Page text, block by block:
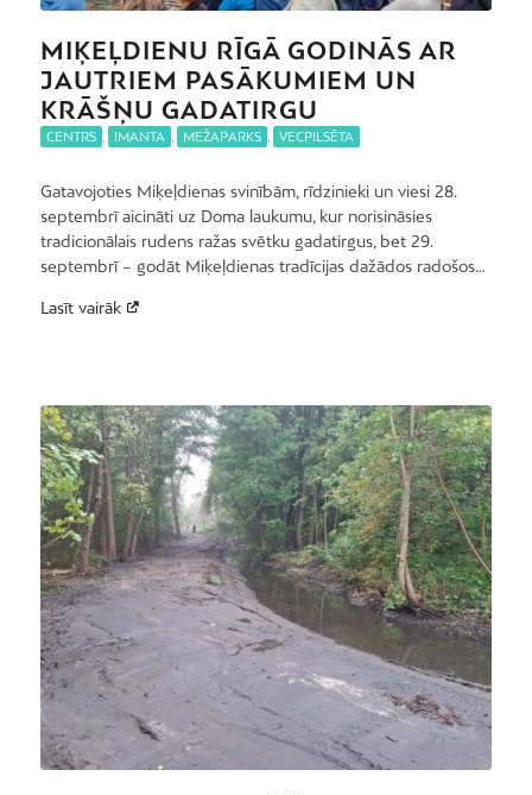
MIĶEĻDIENU RĪGĀ GODINĀS AR
JAUTRIEM PASĀKUMIEM UN
KRĀŠŅU GADATIRGU
CENTRS IMANTA MEŽAPARKS VECPILSĒTA
Gatavojoties Miķeļdienas svinībām, rīdzinieki un viesi 28.
septembrī aicināti uz Doma laukumu, kur norisināsies
tradicionālais rudens ražas svētku gadatirgus, bet 29.
septembrī – godāt Miķeļdienas tradīcijas dažādos radošos…
Lasīt vairāk